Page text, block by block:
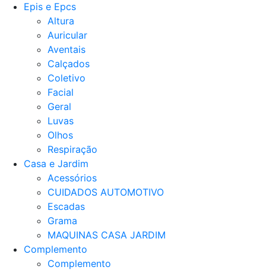
Epis e Epcs
Altura
Auricular
Aventais
Calçados
Coletivo
Facial
Geral
Luvas
Olhos
Respiração
Casa e Jardim
Acessórios
CUIDADOS AUTOMOTIVO
Escadas
Grama
MAQUINAS CASA JARDIM
Complemento
Complemento